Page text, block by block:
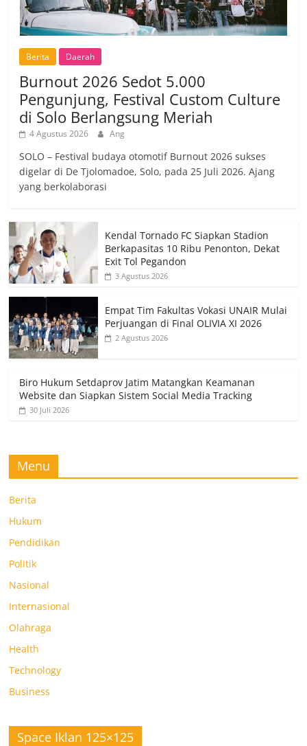
Berita Daerah
Burnout 2026 Sedot 5.000
Pengunjung, Festival Custom Culture
di Solo Berlangsung Meriah
4 Agustus 2026 Ang
SOLO – Festival budaya otomotif Burnout 2026 sukses
digelar di De Tjolomadoe, Solo, pada 25 Juli 2026. Ajang
yang berkolaborasi
Kendal Tornado FC Siapkan Stadion
Berkapasitas 10 Ribu Penonton, Dekat
Exit Tol Pegandon
3 Agustus 2026
Empat Tim Fakultas Vokasi UNAIR Mulai
Perjuangan di Final OLIVIA XI 2026
2 Agustus 2026
Biro Hukum Setdaprov Jatim Matangkan Keamanan
Website dan Siapkan Sistem Social Media Tracking
30 Juli 2026
Menu
Berita
Hukum
Pendidikan
Politik
Nasional
Internasional
Olahraga
Health
Technology
Business
Space Iklan 125×125